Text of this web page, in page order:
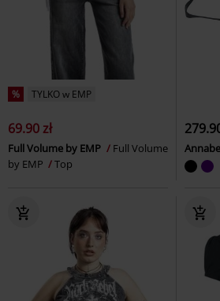
% TYLKO w EMP
69.90 zł
Full Volume by EMP
Full Volume
by EMP
Top